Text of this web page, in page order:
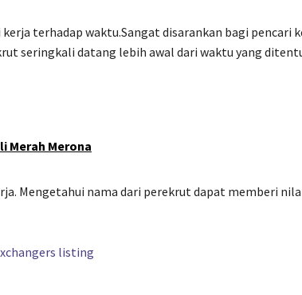
terhadap waktu.Sangat disarankan bagi pencari
seringkali datang lebih awal dari waktu yang
Merah Merona
Mengetahui nama dari perekrut dapat memberi